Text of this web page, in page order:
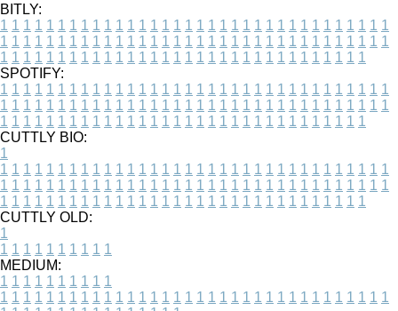
BITLY:
1 1 1 1 1 1 1 1 1 1 1 1 1 1 1 1 1 1 1 1 1 1 1 1 1 1 1 1 1 1 1 1 1 1
1 1 1 1 1 1 1 1 1 1 1 1 1 1 1 1 1 1 1 1 1 1 1 1 1 1 1 1 1 1 1 1 1 1
1 1 1 1 1 1 1 1 1 1 1 1 1 1 1 1 1 1 1 1 1 1 1 1 1 1 1 1 1 1 1 1
SPOTIFY:
1 1 1 1 1 1 1 1 1 1 1 1 1 1 1 1 1 1 1 1 1 1 1 1 1 1 1 1 1 1 1 1 1 1
1 1 1 1 1 1 1 1 1 1 1 1 1 1 1 1 1 1 1 1 1 1 1 1 1 1 1 1 1 1 1 1 1 1
1 1 1 1 1 1 1 1 1 1 1 1 1 1 1 1 1 1 1 1 1 1 1 1 1 1 1 1 1 1 1 1
CUTTLY BIO:
1
1 1 1 1 1 1 1 1 1 1 1 1 1 1 1 1 1 1 1 1 1 1 1 1 1 1 1 1 1 1 1 1 1 1
1 1 1 1 1 1 1 1 1 1 1 1 1 1 1 1 1 1 1 1 1 1 1 1 1 1 1 1 1 1 1 1 1 1
1 1 1 1 1 1 1 1 1 1 1 1 1 1 1 1 1 1 1 1 1 1 1 1 1 1 1 1 1 1 1 1
CUTTLY OLD:
1
1 1 1 1 1 1 1 1 1 1
MEDIUM:
1 1 1 1 1 1 1 1 1 1
1 1 1 1 1 1 1 1 1 1 1 1 1 1 1 1 1 1 1 1 1 1 1 1 1 1 1 1 1 1 1 1 1 1